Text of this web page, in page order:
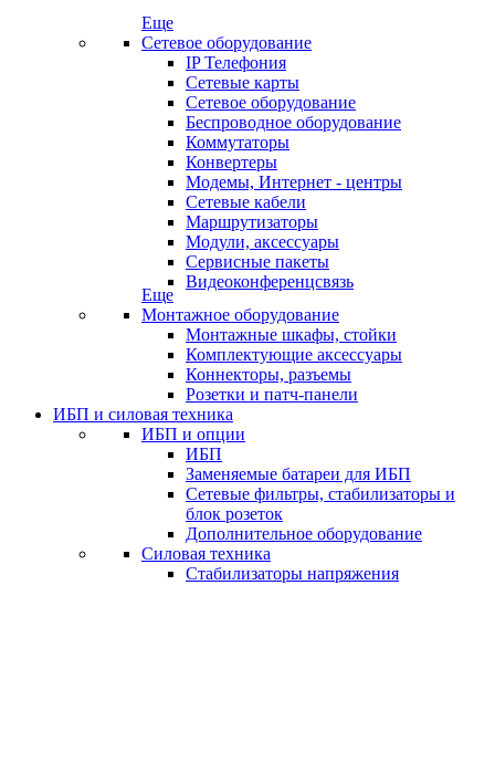
Еще
Сетевое оборудование
IP Телефония
Сетевые карты
Сетевое оборудование
Беспроводное оборудование
Коммутаторы
Конвертеры
Модемы, Интернет - центры
Сетевые кабели
Маршрутизаторы
Модули, аксессуары
Сервисные пакеты
Видеоконференцсвязь
Еще
Монтажное оборудование
Монтажные шкафы, стойки
Комплектующие аксессуары
Коннекторы, разъемы
Розетки и патч-панели
ИБП и силовая техника
ИБП и опции
ИБП
Заменяемые батареи для ИБП
Сетевые фильтры, стабилизаторы и
блок розеток
Дополнительное оборудование
Силовая техника
Стабилизаторы напряжения